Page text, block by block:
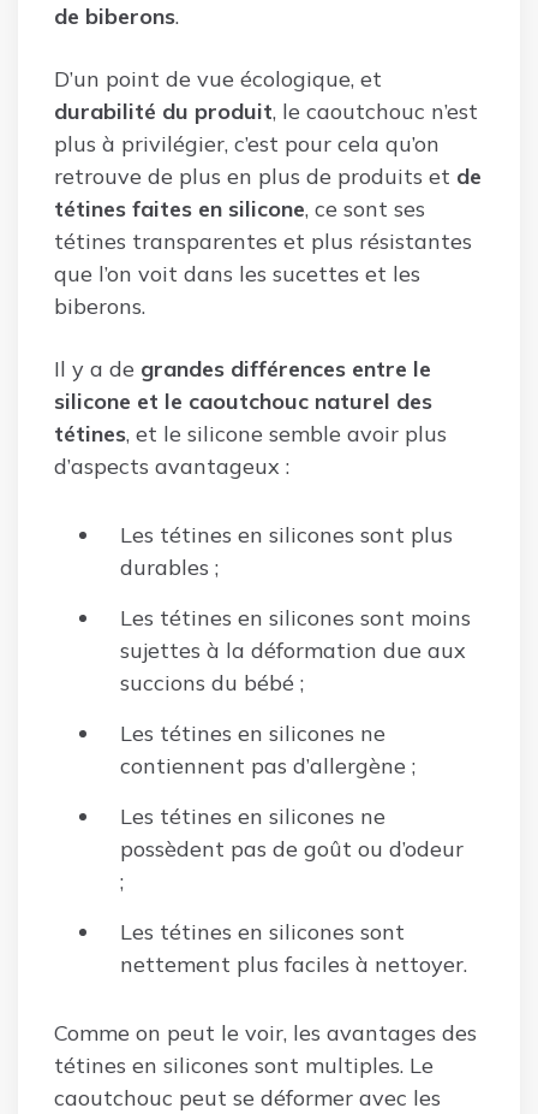
de biberons.
D’un point de vue écologique, et
durabilité du produit, le caoutchouc n’est
plus à privilégier, c’est pour cela qu’on
retrouve de plus en plus de produits et de
tétines faites en silicone, ce sont ses
tétines transparentes et plus résistantes
que l’on voit dans les sucettes et les
biberons.
Il y a de grandes différences entre le
silicone et le caoutchouc naturel des
tétines, et le silicone semble avoir plus
d’aspects avantageux :
Les tétines en silicones sont plus
durables ;
Les tétines en silicones sont moins
sujettes à la déformation due aux
succions du bébé ;
Les tétines en silicones ne
contiennent pas d’allergène ;
Les tétines en silicones ne
possèdent pas de goût ou d’odeur
;
Les tétines en silicones sont
nettement plus faciles à nettoyer.
Comme on peut le voir, les avantages des
tétines en silicones sont multiples. Le
caoutchouc peut se déformer avec les